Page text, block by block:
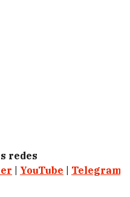
redes
YouTube Telegram